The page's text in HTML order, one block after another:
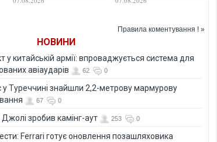
Правила коментування ! »
НОВИНИ
у китайській армії: впроваджується система для
авіаударів
62 0
у Туреччині знайшли 2,2-метрову мармурову
67 0
зробив камінг-аут 253 0
Ferrari готує оновлення позашляховика